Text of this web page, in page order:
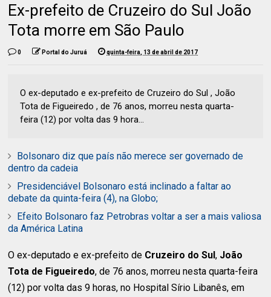
Ex-prefeito de Cruzeiro do Sul João
Tota morre em São Paulo
0 Portal do Juruá quinta-feira, 13 de abril de 2017
O ex-deputado e ex-prefeito de Cruzeiro do Sul , João
Tota de Figueiredo , de 76 anos, morreu nesta quarta-
feira (12) por volta das 9 hora...
Bolsonaro diz que país não merece ser governado de
dentro da cadeia
Presidenciável Bolsonaro está inclinado a faltar ao
debate da quinta-feira (4), na Globo;
Efeito Bolsonaro faz Petrobras voltar a ser a mais valiosa
da América Latina
O ex-deputado e ex-prefeito de Cruzeiro do Sul, João
Tota de Figueiredo, de 76 anos, morreu nesta quarta-feira
(12) por volta das 9 horas, no Hospital Sírio Libanês, em